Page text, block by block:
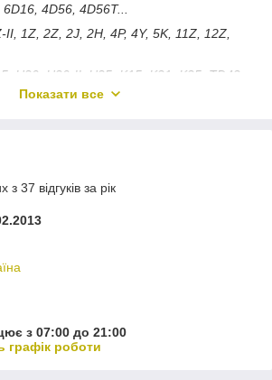
4D56, 4D56T...
1Z, 2Z, 2J, 2H, 4P, 4Y, 5K, 11Z, 12Z,
H20, H20-II, H25, K15, K21, K25, TD42,
6BG1TC...
B3.3...
FX, FA, XA...
https://eurocar-7.com/
Показати все
37 відгуків за рік
з 07:00 до 21:00
графік роботи